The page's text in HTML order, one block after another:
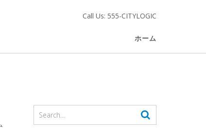
Call Us: 555-CITYLOGIC
ホーム